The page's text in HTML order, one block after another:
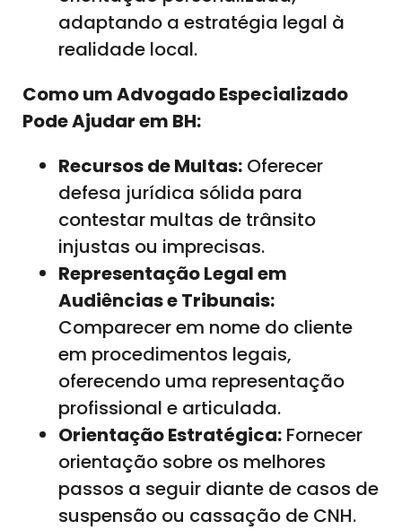
adaptando a estratégia legal à
realidade local.
Como um Advogado Especializado
Pode Ajudar em BH:
Recursos de Multas: Oferecer
defesa jurídica sólida para
contestar multas de trânsito
injustas ou imprecisas.
Representação Legal em
Audiências e Tribunais:
Comparecer em nome do cliente
em procedimentos legais,
oferecendo uma representação
profissional e articulada.
Orientação Estratégica: Fornecer
orientação sobre os melhores
passos a seguir diante de casos de
suspensão ou cassação de CNH.